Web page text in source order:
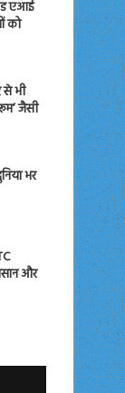
एआई
को
से भी
जैसी
भर
और